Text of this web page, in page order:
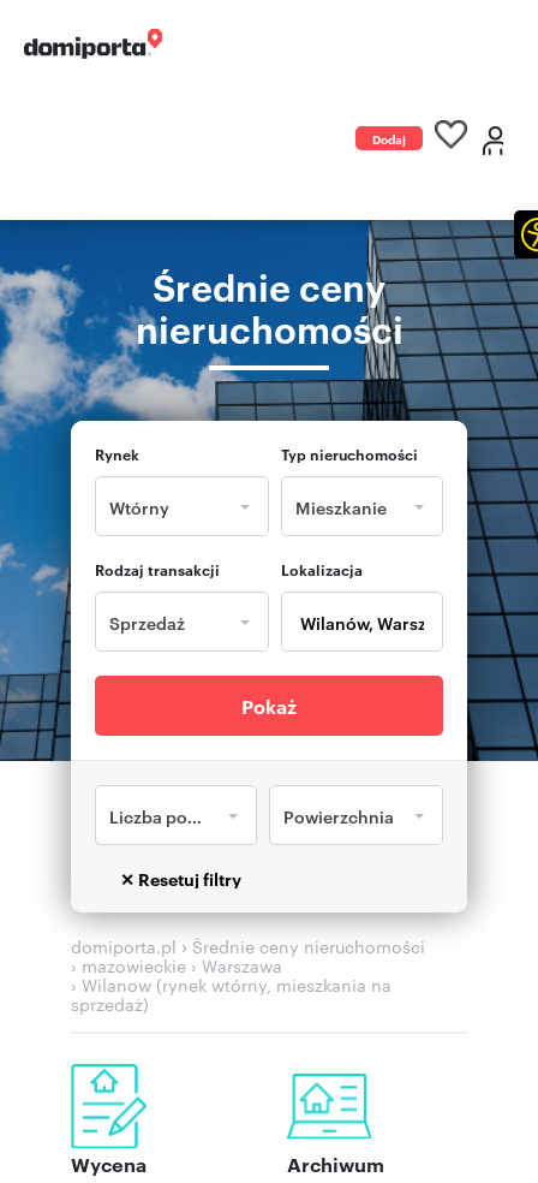
Dodaj
Średnie ceny
nieruchomości
Rynek
Wtórny
Typ nieruchomości
Mieszkanie
Rodzaj transakcji
Sprzedaż
Lokalizacja
Pokaż
Liczba pokoi Powierzchnia
domiporta.pl › Średnie ceny nieruchomości
› mazowieckie › Warszawa
› Wilanow (rynek wtórny, mieszkania na
sprzedaż)
Wycena Archiwum